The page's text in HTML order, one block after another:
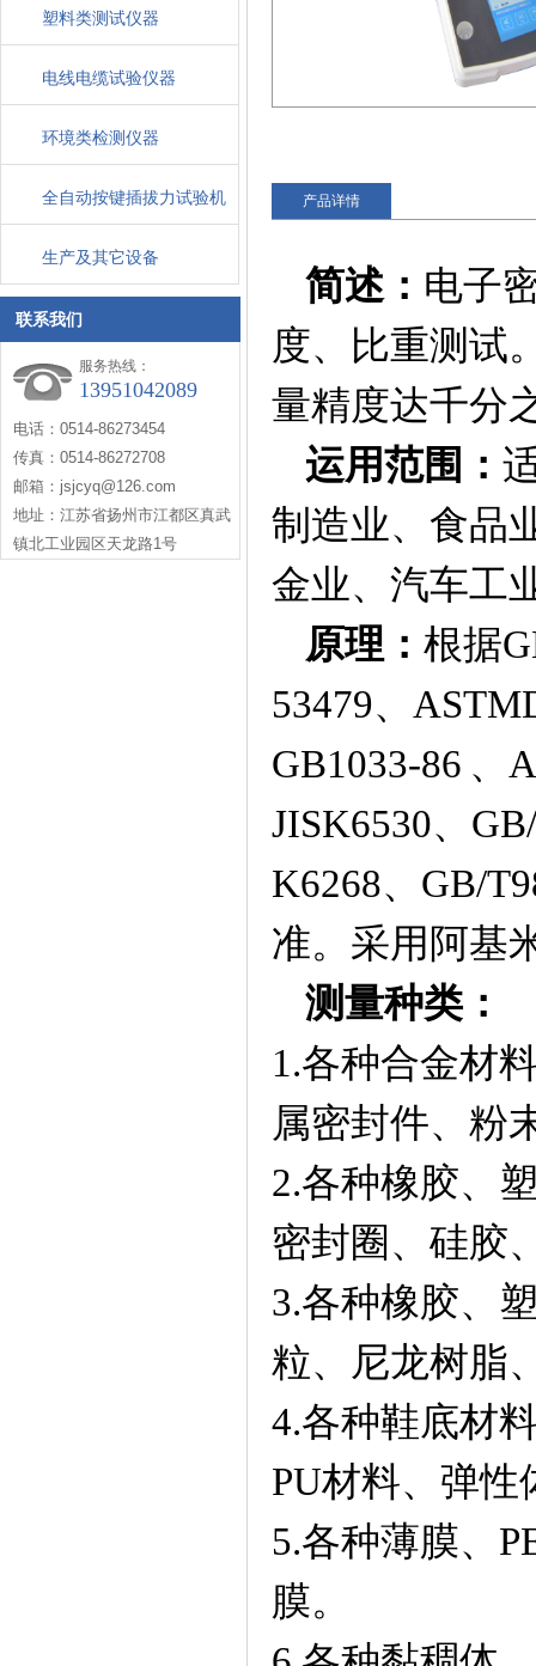
塑料类测试仪器
电线电缆试验仪器
环境类检测仪器
全自动按键插拔力试验机
生产及其它设备
联系我们
服务热线：
13951042089
电话：0514-86273454
传真：0514-86272708
邮箱：jsjcyq@126.com
地址：江苏省扬州市江都区真武
镇北工业园区天龙路1号
产品详情
简述： 电子
度、比重测试
量精度达千分
运用范围：
制造业、食品
金业、汽车工
原理： 根据
53479、
GB1033-86 、
JISK6530、
K6268、GB/
准。采用阿基
测量种类：
1.各种合金材
属密封件、粉
2.各种橡胶、
密封圈、硅胶
3.各种橡胶、
粒、尼龙树脂
4.各种鞋底材
PU材料、弹性
5.各种薄膜、
膜。